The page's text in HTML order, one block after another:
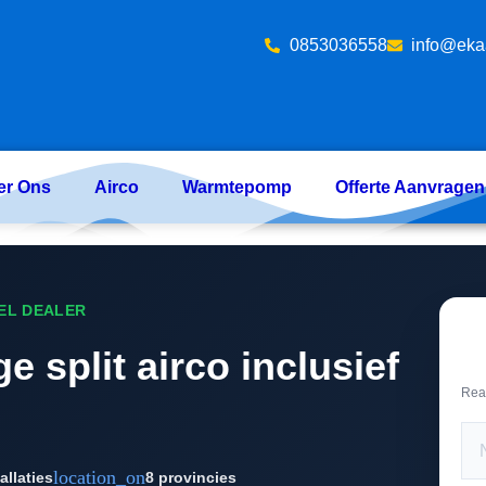
‪0853036558
Ons Airco Warmtepomp Offerte Aanvragen
DEALER
split airco inclusief
location_on8 provincies